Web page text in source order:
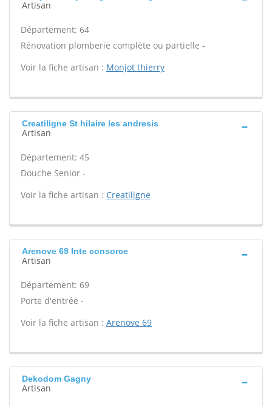
Artisan
Département: 64
Rénovation plomberie complète ou partielle -
Voir la fiche artisan : Monjot thierry
Creatiligne St hilaire les andresis
Artisan
Département: 45
Douche Senior -
Voir la fiche artisan : Creatiligne
Arenove 69 Inte consorce
Artisan
Département: 69
Porte d'entrée -
Voir la fiche artisan : Arenove 69
Dekodom Gagny
Artisan